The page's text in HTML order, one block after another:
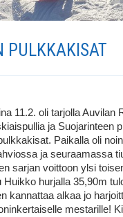
PULKKAKISAT
11.2. oli tarjolla Auvilan
ja Suojarinteen
Paikalla oli
ja seuraamassa
sarjan voittoon ylsi
hurjalla 35,90m
kannattaa alkaa jo
mestarille!